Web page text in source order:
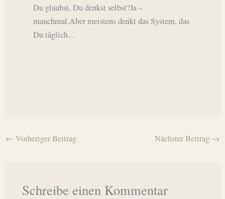
Du glaubst, Du denkst selbst?Ja –
manchmal.Aber meistens denkt das System, das
Du täglich…
← Vorheriger Beitrag Nächster Beitrag →
Schreibe einen Kommentar